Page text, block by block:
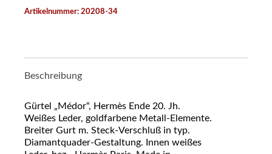
Artikelnummer: 20208-34
Beschreibung
Gürtel „Médor“, Hermès Ende 20. Jh.
Weißes Leder, goldfarbene Metall-Elemente.
Breiter Gurt m. Steck-Verschluß in typ.
Diamantquader-Gestaltung. Innen weißes